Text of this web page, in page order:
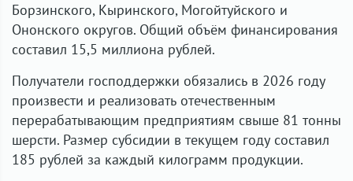
Борзинского, Кыринского, Могойтуйского и
Ононского округов. Общий объём финансирования
составил 15,5 миллиона рублей.
Получатели господдержки обязались в 2026 году
произвести и реализовать отечественным
перерабатывающим предприятиям свыше 81 тонны
шерсти. Размер субсидии в текущем году составил
185 рублей за каждый килограмм продукции.